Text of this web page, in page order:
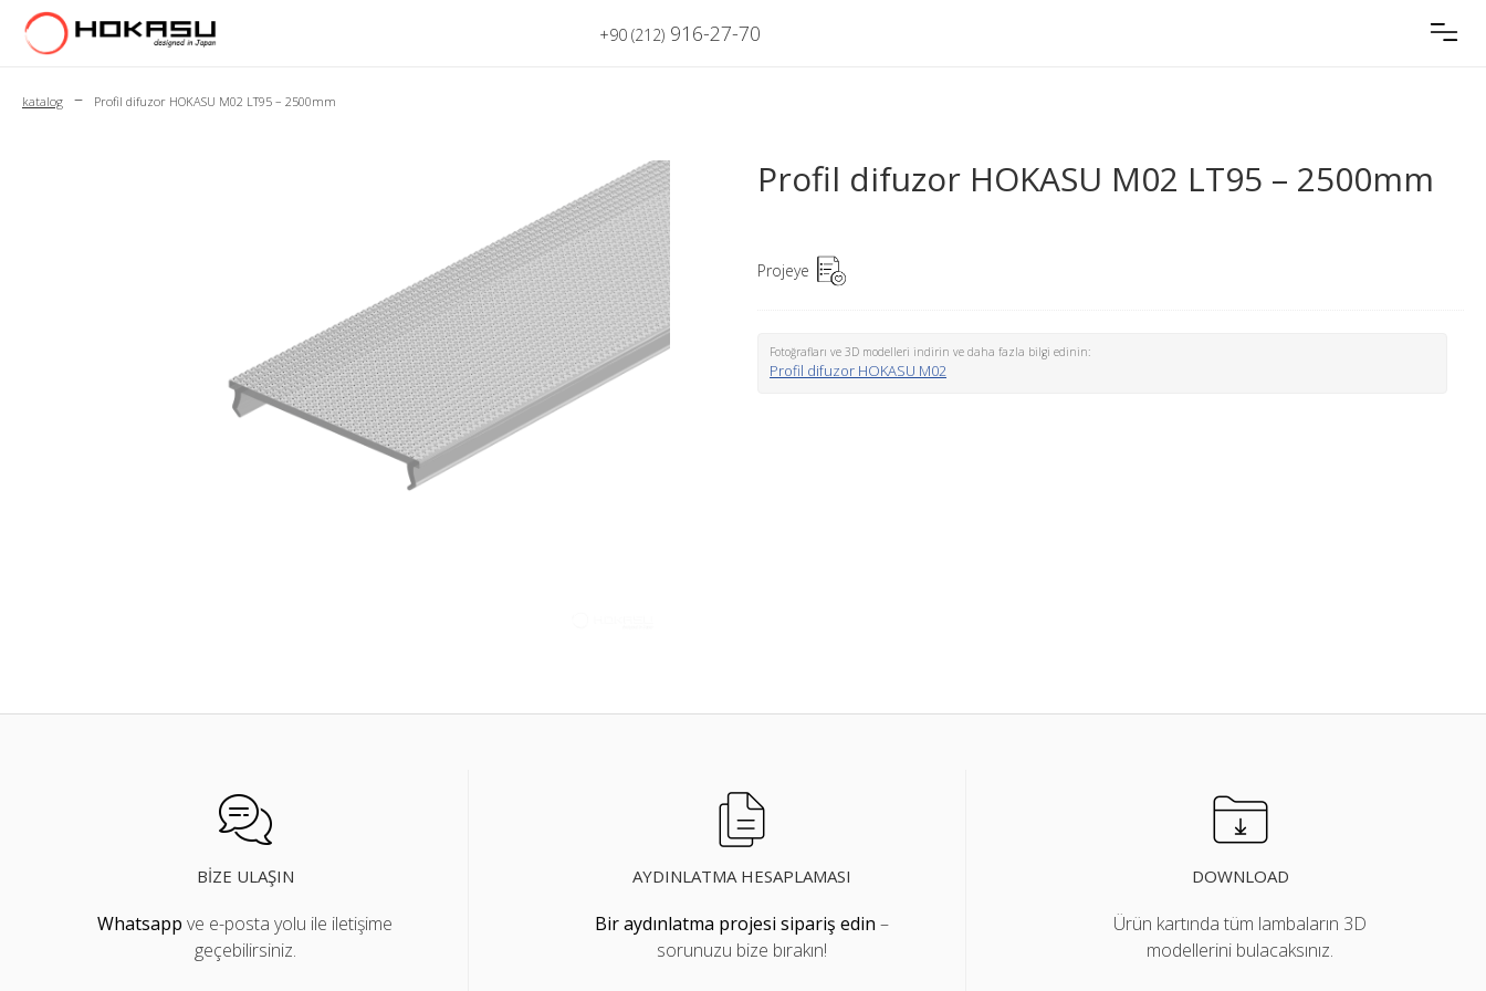
+90 (212)916-27-70
katalog – Profil difuzor HOKASU M02 LT95 – 2500mm
Profil difuzor HOKASU M02 LT95 – 2500mm
Projeye
Fotoğrafları ve 3D modelleri indirin ve daha fazla bilgi edinin:
Profil difuzor HOKASU M02
BIZE ULAŞIN
Whatsapp ve e-posta yolu ile iletişime
geçebilirsiniz.
AYDINLATMA HESAPLAMASI
Bir aydınlatma projesi sipariş edin –
sorunuzu bize bırakın!
DOWNLOAD
Ürün kartında tüm lambaların 3D
modellerini bulacaksınız.